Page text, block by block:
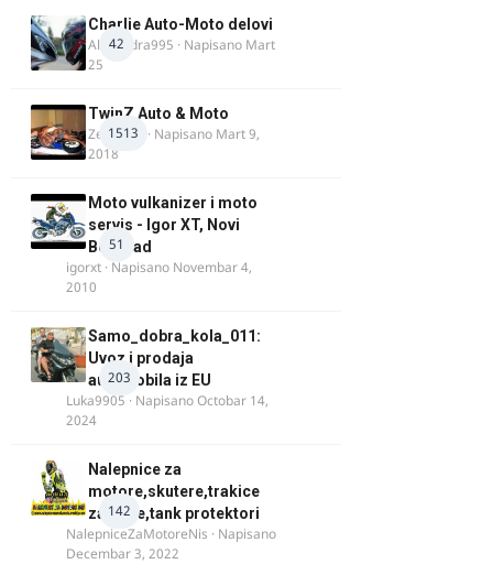
42
Charlie Auto-Moto delovi
Alexandra995 · Napisano Mart
25
1513
TwinZ Auto & Moto
Zeljkamp · Napisano Mart 9,
2018
51
Moto vulkanizer i moto
servis - Igor XT, Novi
Beograd
igorxt · Napisano Novembar 4,
2010
203
Samo_dobra_kola_011:
Uvoz i prodaja
automobila iz EU
Luka9905 · NapisanoOctobar 14,
2024
142
Nalepnice za
motore,skutere,trakice
za felne,tank protektori
NalepniceZaMotoreNis · Napisano
Decembar 3, 2022